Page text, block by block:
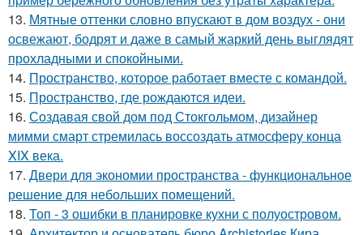
13. Мятные оттенки словно впускают в дом воздух - они
освежают, бодрят и даже в самый жаркий день выглядят
прохладными и спокойными.
14. Пространство, которое работает вместе с командой.
15. Пространство, где рождаются идеи.
16. Создавая свой дом под Стокгольмом, дизайнер
мимми смарт стремилась воссоздать атмосферу конца
XIX века.
17. Двери для экономии пространства - функциональное
решение для небольших помещений.
18. Топ - 3 ошибки в планировке кухни с полуостровом.